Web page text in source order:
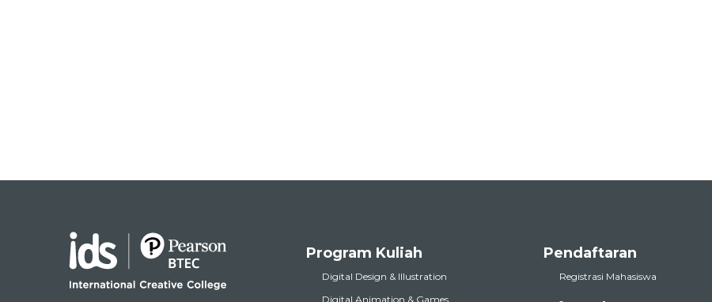
Program Kuliah
Digital Design & Illustration
Digital Animation & Games
Pendaftaran
Registrasi Mahasiswa